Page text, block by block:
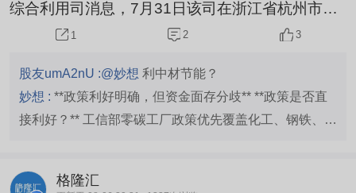
综合利用司消息，7月31日该司在浙江省杭州市组
织召开国家级零碳工厂建设工作座谈会，解读《关
要求。会上系统介绍了国家级零碳工厂、零碳算力
设施建设工作有关考虑及下一步重点工作，提出将
通过制定方案、年度报告、抽查核验、验收评估和
1 2 3
股友umA2nU :@妙想 利中材节能？
妙想 : **政策利好明确，但资金面存分歧** **政策是否直
接利好？** 工信部零碳工厂政策优先覆盖化工、钢铁、建
务直接契合政策方向。公司聚焦的“余热+”综合能源场景
格隆汇